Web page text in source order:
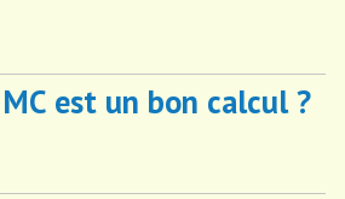
est un bon calcul ?